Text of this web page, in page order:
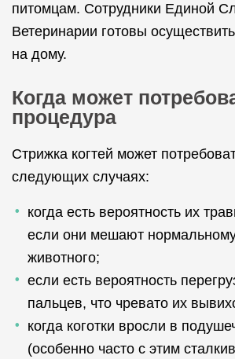
питомцам. Сотрудники Единой
Ветеринарии готовы
на дому.
Когда может
процедура
Стрижка когтей может
следующих случаях:
когда есть вероятность их
если они мешают
животного;
если есть вероятность
пальцев, что чревато их
когда коготки вросли в
(особенно часто с этим